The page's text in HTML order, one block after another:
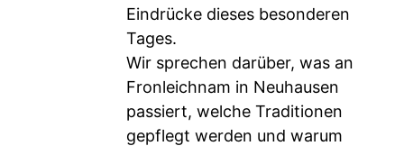
Eindrücke dieses besonderen
Tages.
Wir sprechen darüber, was an
Fronleichnam in Neuhausen
passiert, welche Traditionen
gepflegt werden und warum